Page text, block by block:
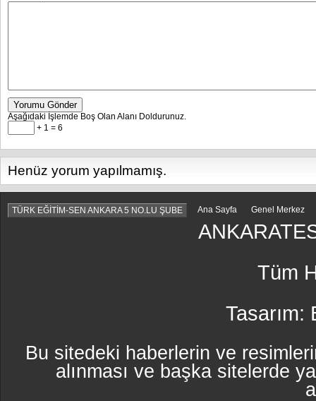
Yorumu Gönder
Aşağıdaki İşlemde Boş Olan Alanı Doldurunuz.
+ 1 = 6
Henüz yorum yapılmamış.
TÜRK EĞİTİM-SEN ANKARA 5 NO.LU ŞUBE Ana Sayfa Genel Merkez
Tüm
Tasarım:
Bu sitedeki haberlerin ve
alınması ve başka sitelerde